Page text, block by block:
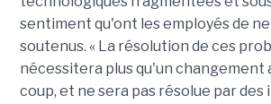
sentiment qu'ont les employés de
soutenus. « La résolution de ces
nécessitera plus qu'un changement
coup, et ne sera pas résolue par des